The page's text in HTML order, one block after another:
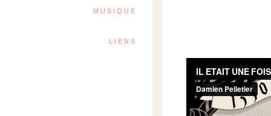
MUSIQUE
LIENS